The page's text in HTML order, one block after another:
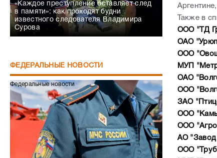
«Каждое преступление оставляет след
в памяти»: как проходят будни
известного следователя Владимира
Сурова
ФЕДЕРАЛЬНЫЕ НОВОСТИ
Федеральные новости
Также в
ООО "ТД
ОАО
ООО
МУП
ОАО
ООО
ЗАО
ООО
ООО
АО
ООО